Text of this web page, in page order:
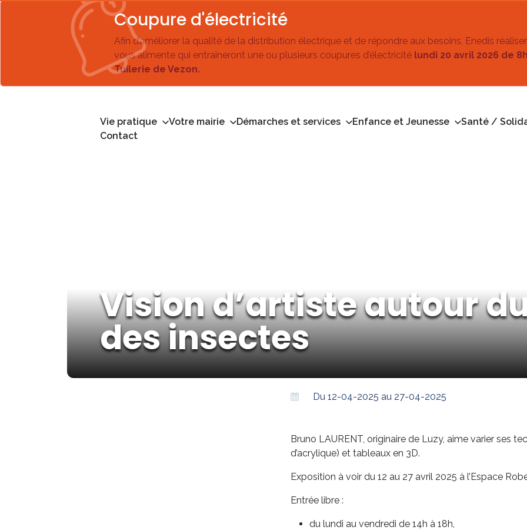
Coupure d'électricité
Afin d’améliorer la qualité de la distribution électrique et de répondre aux besoins, Enedis
vous alimente qui entraîneront une ou plusieurs coupures d’électricité lundi 20 avril 2026 de
Tuilerie de Vezon.
Vie pratique Votre mairie Démarches et services Enfance et Jeunesse
Santé /
Contact
Vision d’artiste autour
des insectes
Du 12-04-2025 au 27-04-2025
Bruno LAURENT, originaire de Luzy, aime varier ses
d’acrylique) et tableaux en 3D.
Exposition à voir du 12 au 27 avril 2025 à l’Espace
Entrée libre :
du lundi au vendredi de 14h à 18h,